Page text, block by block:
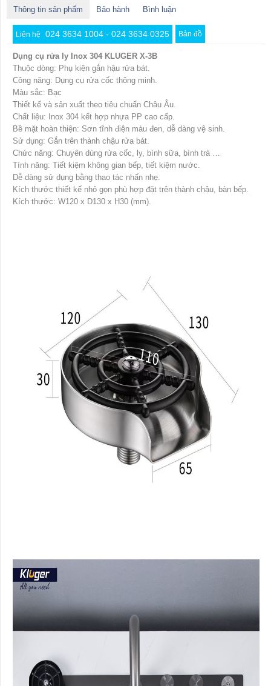
Thông tin sản phẩm Bảo hành Bình luận
Liên hệ 024 3634 1004 - 024 3634 0325 Bản đồ
Dụng cụ rửa ly Inox 304 KLUGER X-3B
Thuộc dòng: Phụ kiện gắn hậu rửa bát.
Công năng: Dụng cụ rửa cốc thông minh.
Màu sắc: Bạc
Thiết kế và sản xuất theo tiêu chuẩn Châu Âu.
Chất liệu: Inox 304 kết hợp nhựa PP cao cấp.
Bề mặt hoàn thiện: Sơn tĩnh điện màu đen, dễ dàng vệ sinh.
Sử dụng: Gắn trên thành chậu rửa bát.
Chức năng: Chuyên dùng rửa cốc, ly, bình sữa, bình trà …
Tính năng: Tiết kiệm không gian bếp, tiết kiệm nước.
Dễ dàng sử dụng bằng thao tác nhấn nhẹ.
Kích thước thiết kế nhỏ gọn phù hợp đặt trên thành chậu, bàn bếp.
Kích thước: W120 x D130 x H30 (mm).